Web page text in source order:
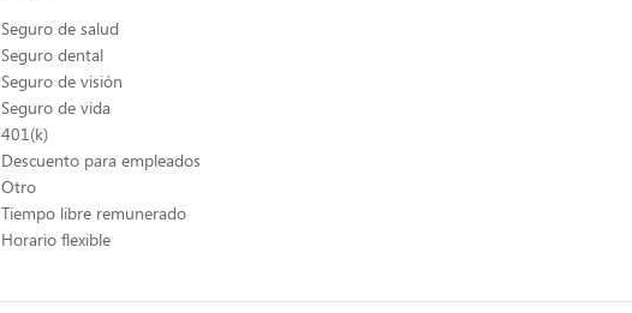
Seguro de salud
Seguro dental
Seguro de visión
Seguro de vida
401(k)
Descuento para empleados
Otro
Tiempo libre remunerado
Horario flexible